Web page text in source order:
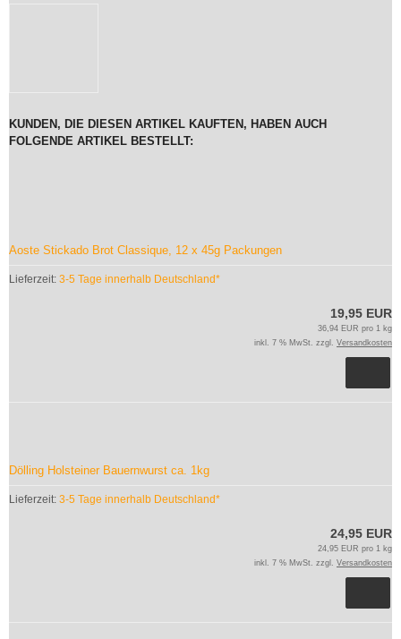
KUNDEN, DIE DIESEN ARTIKEL KAUFTEN, HABEN AUCH
FOLGENDE ARTIKEL BESTELLT:
Aoste Stickado Brot Classique, 12 x 45g Packungen
Lieferzeit: 3-5 Tage innerhalb Deutschland*
19,95 EUR
36,94 EUR pro 1 kg
inkl. 7 % MwSt. zzgl. Versandkosten
Dölling Holsteiner Bauernwurst ca. 1kg
Lieferzeit: 3-5 Tage innerhalb Deutschland*
24,95 EUR
24,95 EUR pro 1 kg
inkl. 7 % MwSt. zzgl. Versandkosten